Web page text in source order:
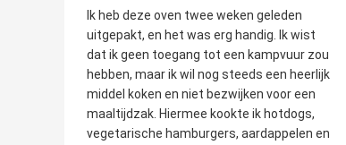
Ik heb deze oven twee weken geleden
uitgepakt, en het was erg handig. Ik wist
dat ik geen toegang tot een kampvuur zou
hebben, maar ik wil nog steeds een heerlijk
middel koken en niet bezwijken voor een
maaltijdzak. Hiermee kookte ik hotdogs,
vegetarische hamburgers, aardappelen en